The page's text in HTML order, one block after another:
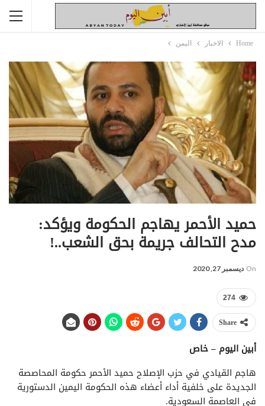
Home الاخبار اليمن
حميد الأحمر يهاجم الحكومة ويؤكد:
مدح التحالف جريمة بحق الشعب..!
On ديسمبر 27, 2020
274
Share
أبين اليوم – خاص
هاجم القيادي في حزب الإصلاح حميد الأحمر حكومة المحاصصة
الجديدة على خلفية أداء أعضاء هذه الحكومة اليمين الدستورية
في العاصمة السعودية.